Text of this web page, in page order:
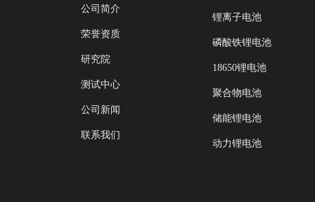
公司简介
荣誉资质
研究院
测试中心
公司新闻
联系我们
锂离子电池
磷酸铁锂电池
18650锂电池
聚合物电池
储能锂电池
动力锂电池